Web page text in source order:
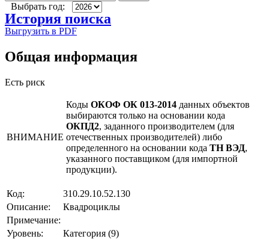
Выбрать год:
История поиска
Выгрузить в PDF
Общая информация
Есть риск
ВНИМАНИЕ
Коды ОКОФ ОК 013-2014 данных объектов
выбираются только на основании кода
ОКПД2, заданного производителем (для
отечественных производителей) либо
определенного на основании кода ТН ВЭД,
указанного поставщиком (для импортной
продукции).
Код:
310.29.10.52.130
Описание:
Квадроциклы
Примечание:
Уровень:
Категория (9)